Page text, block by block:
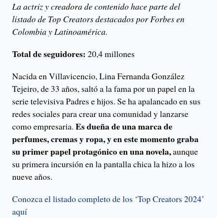
La actriz y creadora de contenido hace parte del
listado de Top Creators destacados por Forbes en
Colombia y Latinoamérica.
Total de seguidores: 20,4 millones
Nacida en Villavicencio, Lina Fernanda González
Tejeiro, de 33 años, saltó a la fama por un papel en la
serie televisiva Padres e hijos. Se ha apalancado en sus
redes sociales para crear una comunidad y lanzarse
como empresaria. Es dueña de una marca de
perfumes, cremas y ropa, y en este momento graba
su primer papel protagónico en una novela,aunque
su primera incursión en la pantalla chica la hizo a los
nueve años.
Conozca el listado completo de los ‘Top Creators 2024’
aquí